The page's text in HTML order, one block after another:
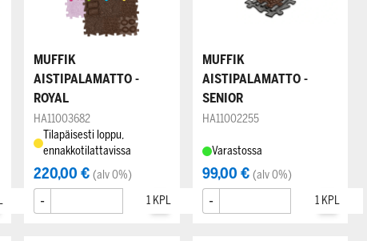
MUFFIK
AISTIPALAMATTO -
ROYAL
HA11003682
Tilapäisesti loppu,
ennakkotilattavissa
220,00 € (alv 0%)
-
MUFFIK
AISTIPALAMATTO -
SENIOR
HA11002255
Varastossa
99,00 € (alv 0%)
-